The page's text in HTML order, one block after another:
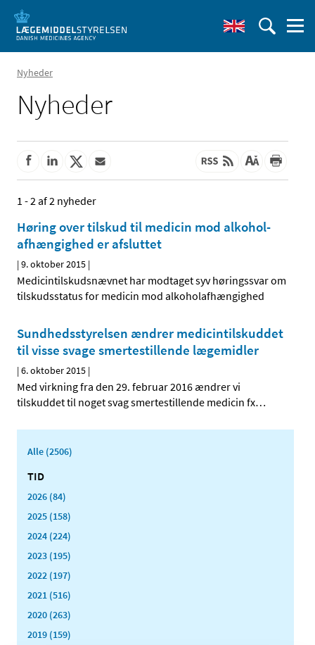
Nyheder
Nyheder
1 - 2 af 2 nyheder
Høring over tilskud til medicin mod alkohol­
afhængighed er afsluttet
|9. oktober 2015 |
Medicintilskudsnævnet har modtaget syv høringssvar om
tilskudsstatus for medicin mod alkoholafhængighed
Sundhedsstyrelsen ændrer medicintilskuddet
til visse svage smertestillende lægemidler
|6. oktober 2015 |
Med virkning fra den 29. februar 2016 ændrer vi
tilskuddet til noget svag smertestillende medicin fx…
Alle (2506)
TID
2026 (84)
2025 (158)
2024 (224)
2023 (195)
2022 (197)
2021 (516)
2020 (263)
2019 (159)